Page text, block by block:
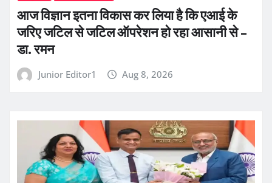
आज विज्ञान इतना विकास कर लिया है कि एआई के
जरिए जटिल से जटिल ऑपरेशन हो रहा आसानी से –
डा. रमन
Junior Editor1 Aug 8, 2026